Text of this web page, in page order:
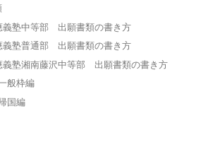
義塾中等部 出願書類の書き方
義塾普通部 出願書類の書き方
義塾湘南藤沢中等部 出願書類の書き方
般枠編
国編